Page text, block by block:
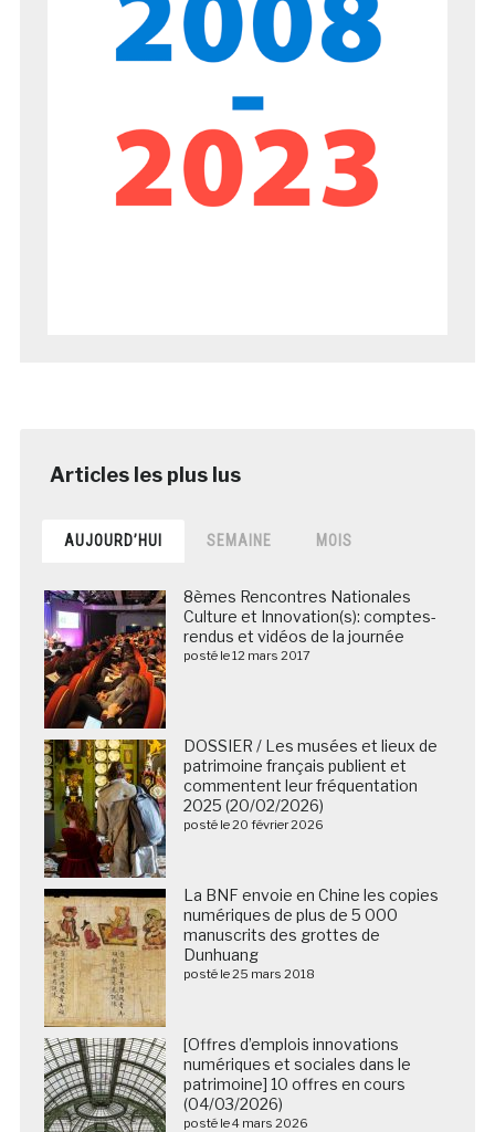
AUJOURD’HUI SEMAINE MOIS
8èmes Rencontres Nationales
Culture et Innovation(s): comptes-
rendus et vidéos de la journée
posté le 12 mars 2017
DOSSIER / Les musées et lieux de
patrimoine français publient et
commentent leur fréquentation
2025 (20/02/2026)
posté le 20 février 2026
La BNF envoie en Chine les copies
numériques de plus de 5 000
manuscrits des grottes de
Dunhuang
posté le 25 mars 2018
[Offres d’emplois innovations
numériques et sociales dans le
patrimoine] 10 offres en cours
(04/03/2026)
posté le 4 mars 2026